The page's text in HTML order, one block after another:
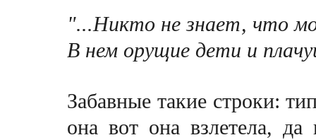
"...Никто не знает, что
В нем орущие дети и
Забавные такие строки:
она вот она взлетела,